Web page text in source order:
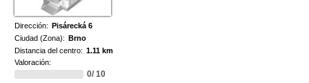
Dirección: Pisárecká 6
Ciudad (Zona): Brno
Distancia del centro: 1.11 km
Valoración:
0/ 10